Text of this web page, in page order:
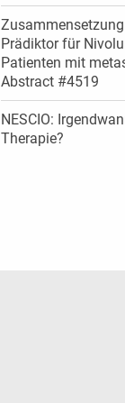
Prädiktor für
Patienten mit
Abstract #4519
NESCIO:
Therapie?